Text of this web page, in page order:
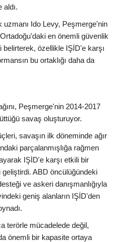
aldı.
uzmanı Ido Levy, Peşmerge'nin
en önemli güvenlik
belirterek, özellikle IŞİD'e karşı
bu ortaklığı daha da
Peşmerge'nin 2014-2017
savaş oluşturuyor.
savaşın ilk döneminde ağır
parçalanmışlığa rağmen
IŞİD'e karşı etkili bir
ABD öncülüğündeki
ve askeri danışmanlığıyla
geniş alanların IŞİD'den
terörle mücadelede değil,
önemli bir kapasite ortaya